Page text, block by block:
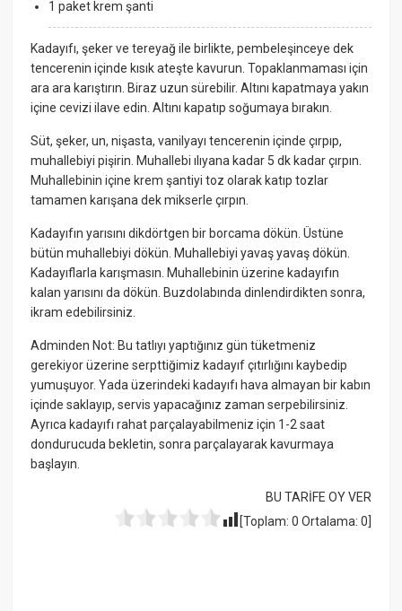
1 paket krem şanti
Kadayıfı, şeker ve tereyağ ile birlikte, pembeleşinceye dek
tencerenin içinde kısık ateşte kavurun. Topaklanmaması için
ara ara karıştırın. Biraz uzun sürebilir. Altını kapatmaya yakın
içine cevizi ilave edin. Altını kapatıp soğumaya bırakın.
Süt, şeker, un, nişasta, vanilyayı tencerenin içinde çırpıp,
muhallebiyi pişirin. Muhallebi ılıyana kadar 5 dk kadar çırpın.
Muhallebinin içine krem şantiyi toz olarak katıp tozlar
tamamen karışana dek mikserle çırpın.
Kadayıfın yarısını dikdörtgen bir borcama dökün. Üstüne
bütün muhallebiyi dökün. Muhallebiyi yavaş yavaş dökün.
Kadayıflarla karışmasın. Muhallebinin üzerine kadayıfın
kalan yarısını da dökün. Buzdolabında dinlendirdikten sonra,
ikram edebilirsiniz.
Adminden Not: Bu tatlıyı yaptığınız gün tüketmeniz
gerekiyor üzerine serpttiğimiz kadayıf çıtırlığını kaybedip
yumuşuyor. Yada üzerindeki kadayıfı hava almayan bir kabın
içinde saklayıp, servis yapacağınız zaman serpebilirsiniz.
Ayrıca kadayıfı rahat parçalayabilmeniz için 1-2 saat
dondurucuda bekletin, sonra parçalayarak kavurmaya
başlayın.
BU TARİFE OY VER
[Toplam: 0 Ortalama: 0